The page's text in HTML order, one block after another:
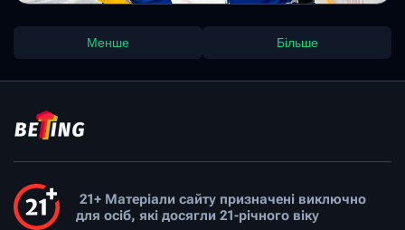
Успішний виступ на чемпіонаті світу дозволив українській
рейтингу. Це найвище місце збірної з 2012 року.
Михайло Кузьменко
Менше Більше
21+ Матеріали сайту призначені виключно
для осіб, які досягли 21-річного віку